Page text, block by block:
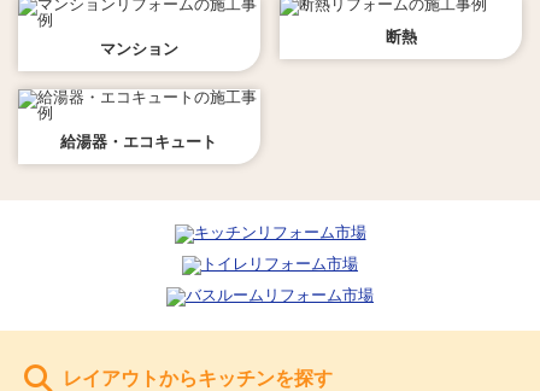
マンション
断熱
給湯器・エコキュート
レイアウトからキッチンを探す